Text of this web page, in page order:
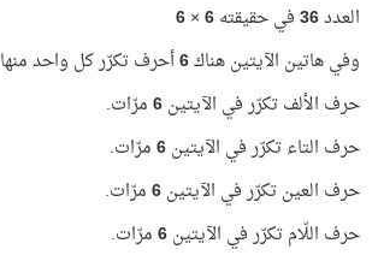
العدد36في حقيقته6
×
6
وفي هاتين الآيتين هناك6أحرف تكرّر كل واحد منها
حرف الألف تكرّر في الآيتين6مرّات.
حرف التاء تكرّر في الآيتين6مرّات.
حرف العين تكرّر في الآيتين6مرّات.
حرف اللّام تكرّر في الآيتين6مرّات.